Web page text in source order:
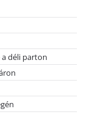
déli parton